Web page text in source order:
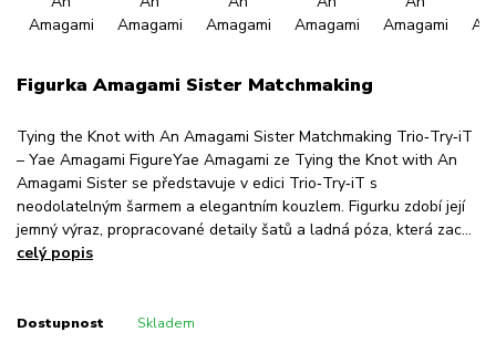
Figurka Amagami Sister Matchmaking
Tying the Knot with An Amagami Sister Matchmaking Trio‑Try‑iT
– Yae Amagami FigureYae Amagami ze Tying the Knot with An
Amagami Sister se představuje v edici Trio‑Try‑iT s
neodolatelným šarmem a elegantním kouzlem. Figurku zdobí její
jemný výraz, propracované detaily šatů a ladná póza, která zac...
celý popis
Dostupnost Skladem